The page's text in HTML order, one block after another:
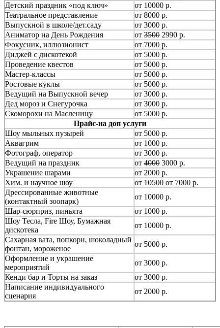
Детский праздник «под ключ»
от 10000 р.
Театральное представление
от 8000 р.
Выпускной в школе/дет.саду
от 3000 р.
Аниматор на День Рождения
от 3500 2990 р.
Фокусник, иллюзионист
от 7000 р.
Диджей с дискотекой
от 5000 р.
Проведение квестов
от 5000 р.
Мастер-классы
от 5000 р.
Ростовые куклы
от 5000 р.
Ведущий на Выпускной вечер
от 3000 р.
Дед мороз и Снегурочка
от 3000 р.
Скоморохи на Масленицу
от 5000 р.
Прайс-на доп услуги
Шоу мыльных пузырей
от 5000 р.
Аквагрим
от 1000 р.
Фотограф, оператор
от 3000 р.
Ведущий на праздник
от 4000 3000 р.
Украшение шарами
от 2000 р.
Хим. и научное шоу
от 10500 от 7000 р.
Дрессированные животные
(контактный зоопарк)
от 10000 р.
Шар-сюрприз, пиньята
от 1000 р.
Шоу Тесла, Fire Шоу, Бумажная
дискотека
от 10000 р.
Сахарная вата, попкорн, шоколадный
фонтан, мороженое
от 5000 р.
Оформление и украшение
мероприятий
от 3000 р.
Кенди бар и Торты на заказ
от 3000 р.
Написание индивидуального
сценария
от 2000 р.